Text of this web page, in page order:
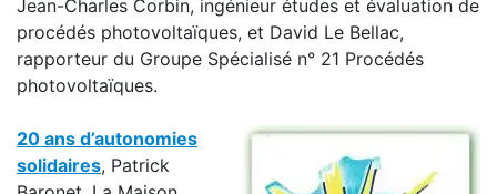
Jean-Charles Corbin, ingénieur études et évaluation de
procédés photovoltaïques, et David Le Bellac,
rapporteur du Groupe Spécialisé n° 21 Procédés
photovoltaïques.
20 ans d’autonomies
solidaires, Patrick